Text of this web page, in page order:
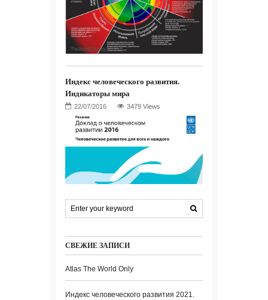
Индекс человеческого развития.
Индикаторы мира
3479 Views
СВЕЖИЕ ЗАПИСИ
Atlas The World Only
Индекс человеческого развития 2021.